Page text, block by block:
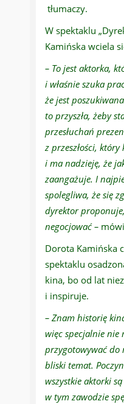
tłumaczy.
W spektaklu
Kamińska wciela
– To jest aktorka,
i właśnie szuka
że jest
to przyszła, żeby
przesłuchań
z przeszłości, który
i ma nadzieję, że
zaangażuje. I
spolegliwa, że się
dyrektor
negocjować –
Dorota Kamińska
spektaklu
kina, bo od lat
i inspiruje.
– Znam historię
więc specjalnie nie
przygotowywać
bliski temat.
wszystkie aktorki
w tym zawodzie